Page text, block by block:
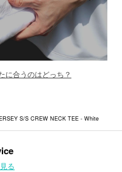
に合うのはどっち？
S/S CREW NECK TEE - White
る